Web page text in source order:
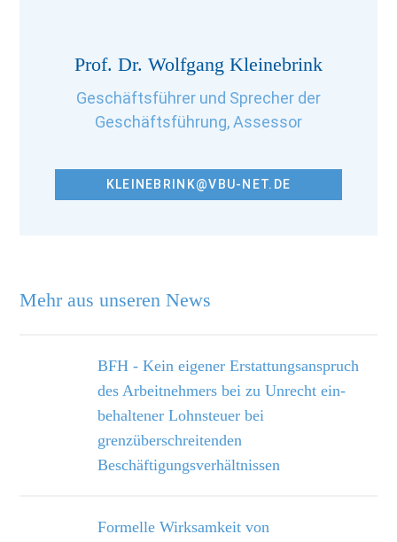
Mehr aus unseren News
BFH - Kein eigener Erstattungsanspruch
des Arbeitnehmers bei zu Unrecht ein­
behaltener Lohnsteuer bei
grenzüberschreitenden
Beschäftigungsverhältnissen
Formelle Wirksamkeit von
Prof. Dr. Wolfgang Kleinebrink
Geschäftsführer und Sprecher der
Geschäftsführung, Assessor
KLEINEBRINK@VBU-NET.DE